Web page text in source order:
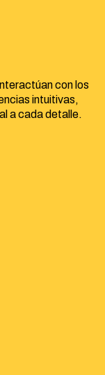
con los
intuitivas,
a cada detalle.